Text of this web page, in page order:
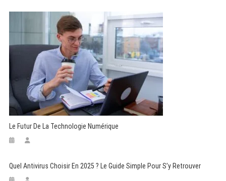
Le Futur De La Technologie Numérique
Quel Antivirus Choisir En 2025 ? Le Guide Simple Pour S’y Retrouver